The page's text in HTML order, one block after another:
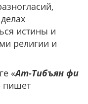
истины и
религии и
«Ат-Тибъян фи
пишет